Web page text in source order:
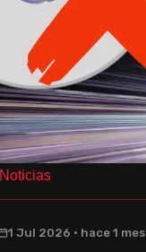
Noticias
1 Jul 2026 · hace 1 mes